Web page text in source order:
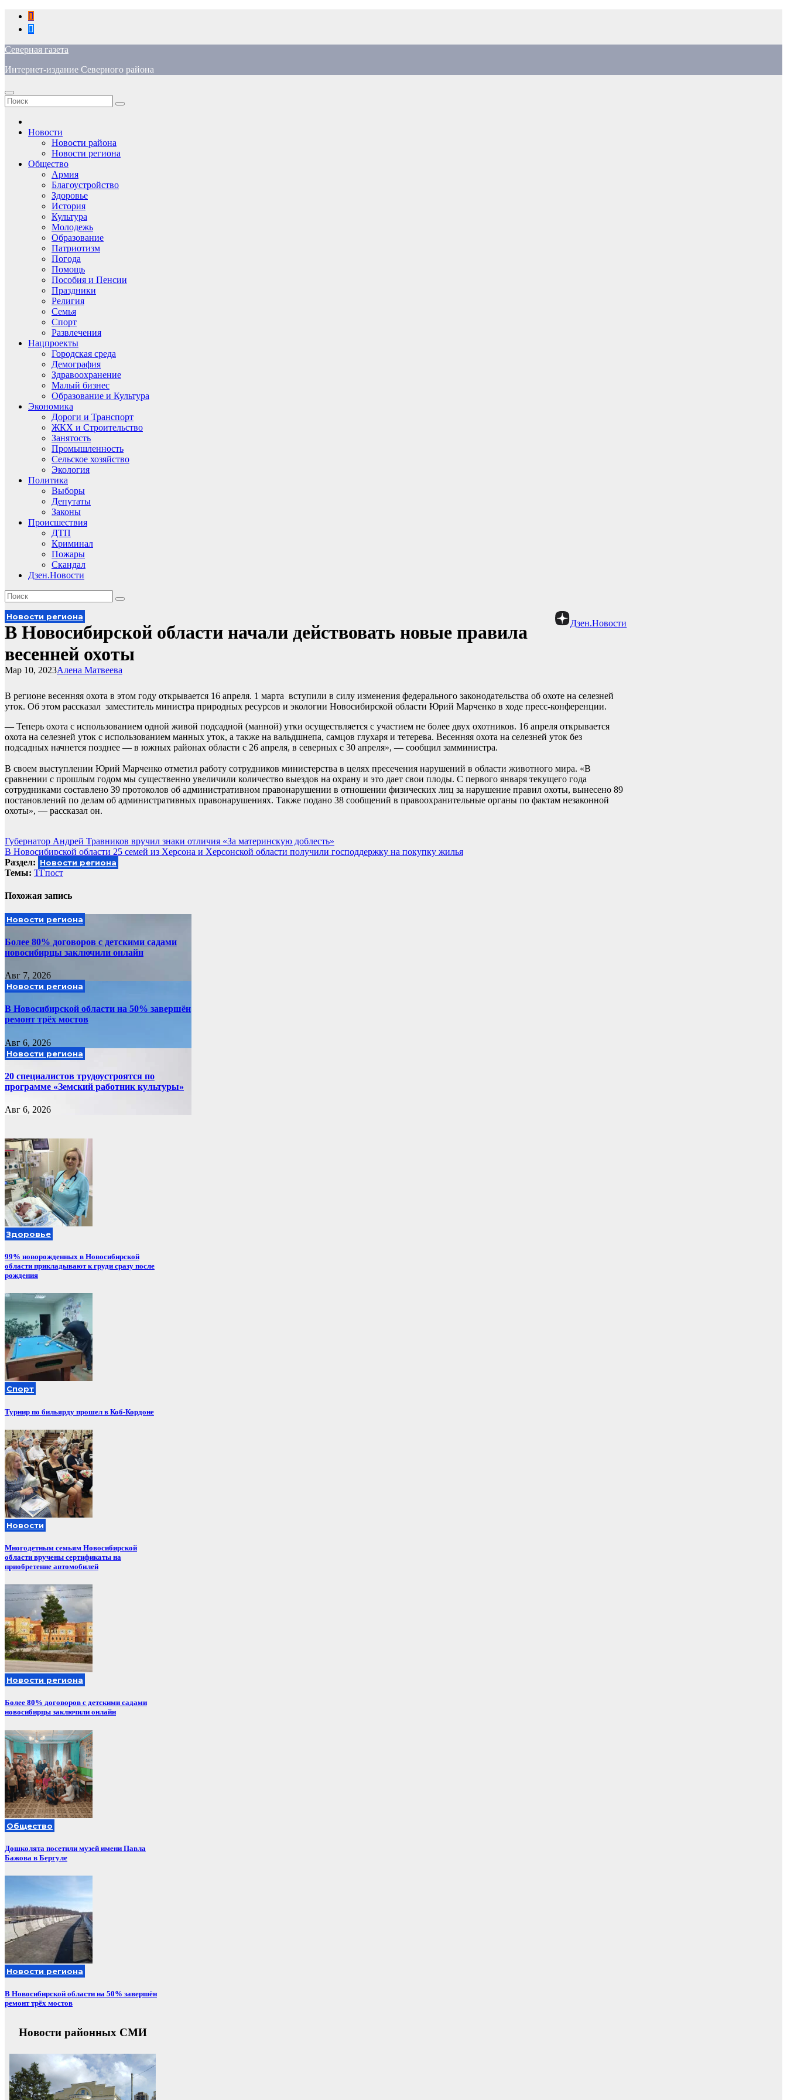
Перейти
содержимому
Северная газета
Интернет-издание Северного района
Новости
Новости района
Новости региона
Общество
Армия
Благоустройство
Здоровье
История
Культура
Молодежь
Образование
Патриотизм
Погода
Помощь
Пособия и Пенсии
Праздники
Религия
Семья
Спорт
Развлечения
Нацпроекты
Городская среда
Демография
Здравоохранение
Малый бизнес
Образование и Культура
Экономика
Дороги и Транспорт
ЖКХ и Строительство
Занятость
Промышленность
Сельское хозяйство
Экология
Политика
Выборы
Депутаты
Законы
Происшествия
ДТП
Криминал
Пожары
Скандал
Дзен.Новости
Дзен.Новости
Новости региона
В Новосибирской области начали действовать новые правила
весенней охоты
Алена Матвеева
Мар 10, 2023
В регионе весенняя охота в этом году открывается 16 апреля. 1 марта вступили в силу изменения федерального законодательства об охоте на селезней
уток. Об этом рассказал заместитель министра природных ресурсов и экологии Новосибирской области Юрий Марченко в ходе пресс-конференции.
— Теперь охота с использованием одной живой подсадной (манной) утки осуществляется с участием не более двух охотников. 16 апреля открывается
охота на селезней уток с использованием манных уток, а также на вальдшнепа, самцов глухаря и тетерева. Весенняя охота на селезней уток без
подсадных начнется позднее — в южных районах области с 26 апреля, в северных с 30 апреля», — сообщил замминистра.
В своем выступлении Юрий Марченко отметил работу сотрудников министерства в целях пресечения нарушений в области животного мира. «В
сравнении с прошлым годом мы существенно увеличили количество выездов на охрану и это дает свои плоды. С первого января текущего года
сотрудниками составлено 39 протоколов об административном правонарушении в отношении физических лиц за нарушение правил охоты, вынесено 89
постановлений по делам об административных правонарушениях. Также подано 38 сообщений в правоохранительные органы по фактам незаконной
охоты», — рассказал он.
Навигация
по
записям
Губернатор Андрей Травников вручил знаки отличия «За материнскую доблесть»
В Новосибирской области 25 семей из Херсона и Херсонской области получили господдержку на покупку жилья
Раздел: Новости региона
Темы: ТГпост
Похожая запись
Новости региона
Более 80% договоров с детскими садами
новосибирцы заключили онлайн
Авг 7, 2026
Новости региона
В Новосибирской области на 50% завершён
ремонт трёх мостов
Авг 6, 2026
Новости региона
20 специалистов трудоустроятся по
программе «Земский работник культуры»
Авг 6, 2026
Здоровье
99% новорожденных в Новосибирской
области прикладывают к груди сразу после
рождения
Спорт
Турнир по бильярду прошел в Коб-Кордоне
Новости
Многодетным семьям Новосибирской
области вручены сертификаты на
приобретение автомобилей
Новости региона
Более 80% договоров с детскими садами
новосибирцы заключили онлайн
Общество
Дошколята посетили музей имени Павла
Бажова в Бергуле
Новости региона
В Новосибирской области на 50% завершён
ремонт трёх мостов